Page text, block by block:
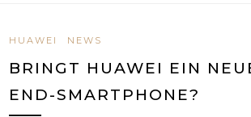
HUAWEI NEWS
BRINGT HUAWEI EIN
END-SMARTPHONE?